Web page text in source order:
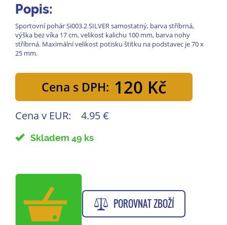
Popis:
Sportovní pohár Si003.2 SILVER samostatný, barva stříbrná,
výška bez víka 17 cm, velikost kalichu 100 mm, barva nohy
stříbrná. Maximální velikost potisku štítku na podstavec je 70 x
25 mm.
Cena s DPH: 120 Kč
Cena v EUR: 4.95 €
Skladem 49 ks
POROVNAT ZBOŽÍ